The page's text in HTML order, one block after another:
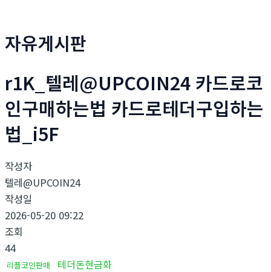
자유게시판
r1K_텔레@UPCOIN24 카드로코
인구매하는법 카드로테더구입하는
법_i5F
작성자
텔레@UPCOIN24
작성일
2026-05-20 09:22
조회
44
리플코인판매
테더돈현금화